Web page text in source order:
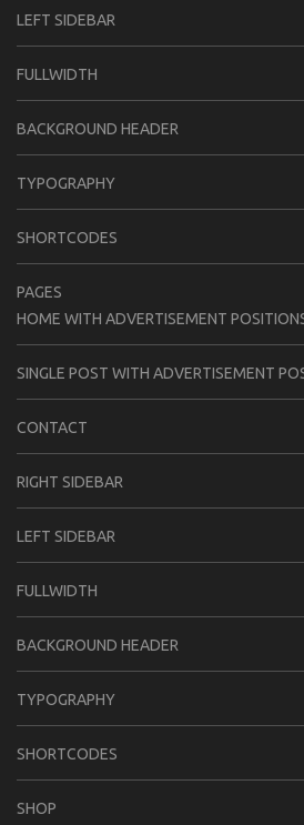
LEFT SIDEBAR
FULLWIDTH
BACKGROUND HEADER
TYPOGRAPHY
SHORTCODES
PAGES
HOME WITH ADVERTISEMENT
SINGLE POST WITH ADVERTISEMENT
CONTACT
RIGHT SIDEBAR
LEFT SIDEBAR
FULLWIDTH
BACKGROUND HEADER
TYPOGRAPHY
SHORTCODES
SHOP